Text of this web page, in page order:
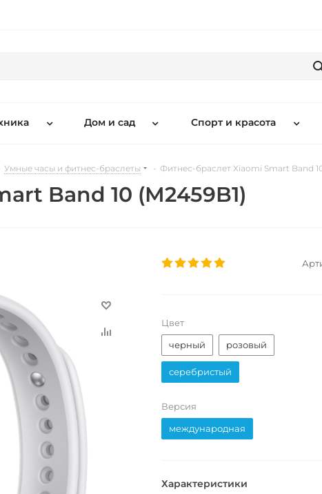
Дом и сад Спорт и красота
Умные часы и фитнес-браслеты - Фитнес-браслет Xiaomi Smart Band
Band 10 (M2459B1)
Цвет
черный
розовый
серебристый
Версия
международная
Характеристики